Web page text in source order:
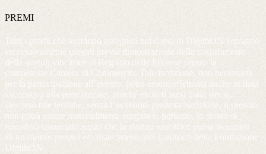
PREMI
Tutti i premi che verranno assegnati nel corso di DigithON verranno
successivamente erogati previa dimostrazione della registrazione
della startup vincitrice al Registro delle Imprese presso la
competente Camera di Commercio. Tale iscrizione, non necessaria
per la partecipazione all’evento, potrà essere effettuata anche in data
successiva alla premiazione, purché entro 6 mesi dalla stessa.
Decorso tale termine, senza l’avvenuta predetta iscrizione, il premio
non potrà essere materialmente erogato e, pertanto, lo stesso si
intenderà rinunciato senza che la startup vincitrice possa avanzare
alcun diritto, pretesa e/o risarcimento nei confronti della Fondazione
DigithON.